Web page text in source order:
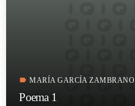
label MARÍA GARCÍA ZAMBRANO
Poema 1